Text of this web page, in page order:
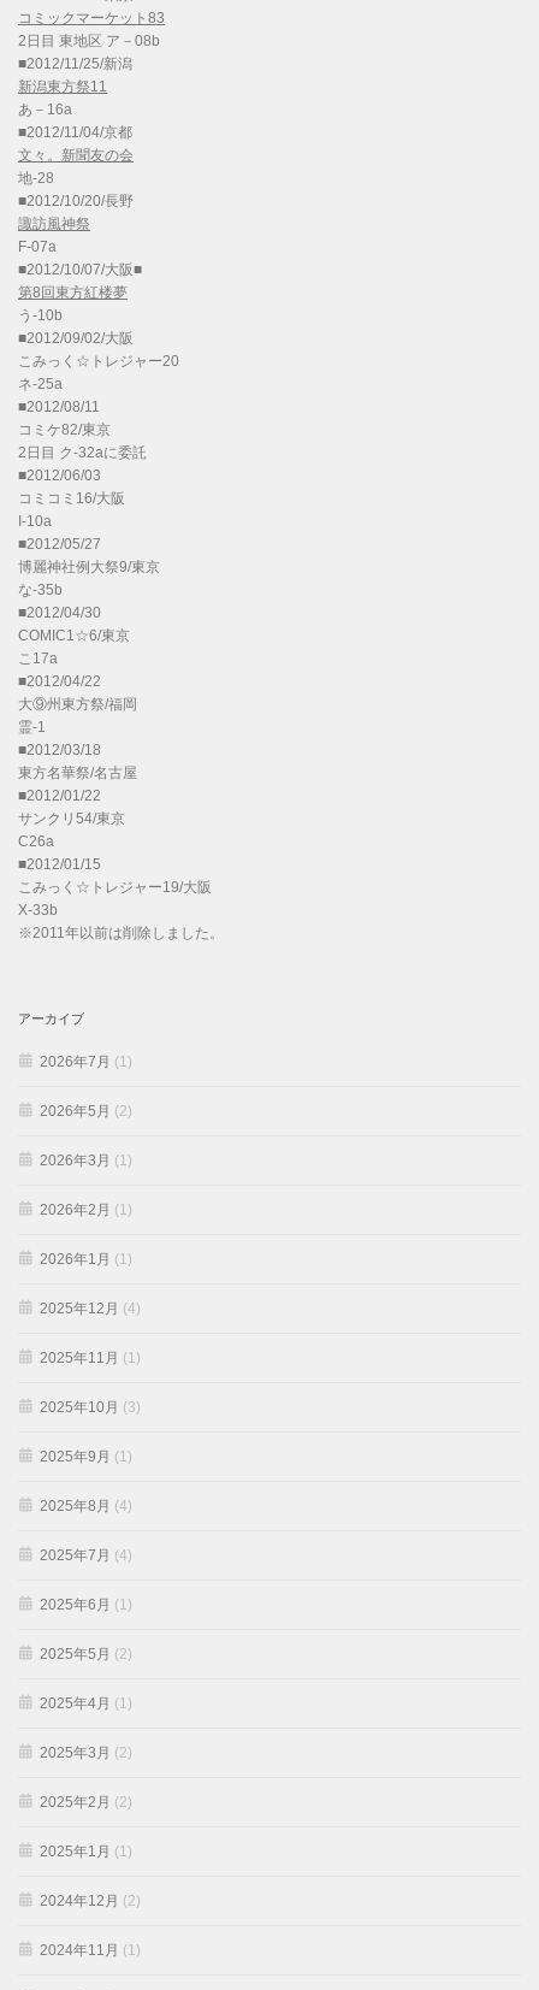
コミックマーケット83
2日目 東地区 ア－08b
■2012/11/25/新潟
新潟東方祭11
あ－16a
■2012/11/04/京都
文々。新聞友の会
地-28
■2012/10/20/長野
諏訪風神祭
F-07a
■2012/10/07/大阪■
第8回東方紅楼夢
う-10b
■2012/09/02/大阪
こみっく☆トレジャー20
ネ-25a
■2012/08/11
コミケ82/東京
2日目 ク-32aに委託
■2012/06/03
コミコミ16/大阪
I-10a
■2012/05/27
博麗神社例大祭9/東京
な-35b
■2012/04/30
COMIC1☆6/東京
こ17a
■2012/04/22
大⑨州東方祭/福岡
霊-1
■2012/03/18
東方名華祭/名古屋
■2012/01/22
サンクリ54/東京
C26a
■2012/01/15
こみっく☆トレジャー19/大阪
X-33b
※2011年以前は削除しました。
アーカイブ
2026年7月 (1)
2026年5月 (2)
2026年3月 (1)
2026年2月 (1)
2026年1月 (1)
2025年12月 (4)
2025年11月 (1)
2025年10月 (3)
2025年9月 (1)
2025年8月 (4)
2025年7月 (4)
2025年6月 (1)
2025年5月 (2)
2025年4月 (1)
2025年3月 (2)
2025年2月 (2)
2025年1月 (1)
2024年12月 (2)
2024年11月 (1)